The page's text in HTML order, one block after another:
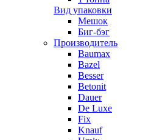
Вид упаковки
Мешок
Биг-бэг
Производитель
Baumax
Bazel
Besser
Betonit
Dauer
De Luxe
Fix
Knauf